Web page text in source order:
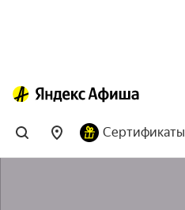
Сертификаты